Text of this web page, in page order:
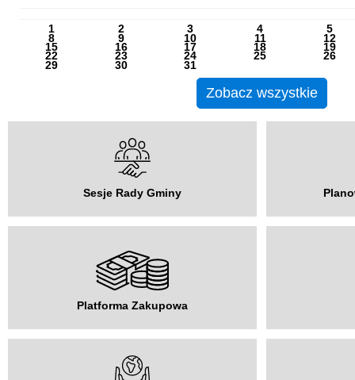
1 2 3 4 5
8 9 10 11 12
15 16 17 18 19
22 23 24 25 26
29 30 31
Zobacz wszystkie
Sesje Rady Gminy
Platforma Zakupowa